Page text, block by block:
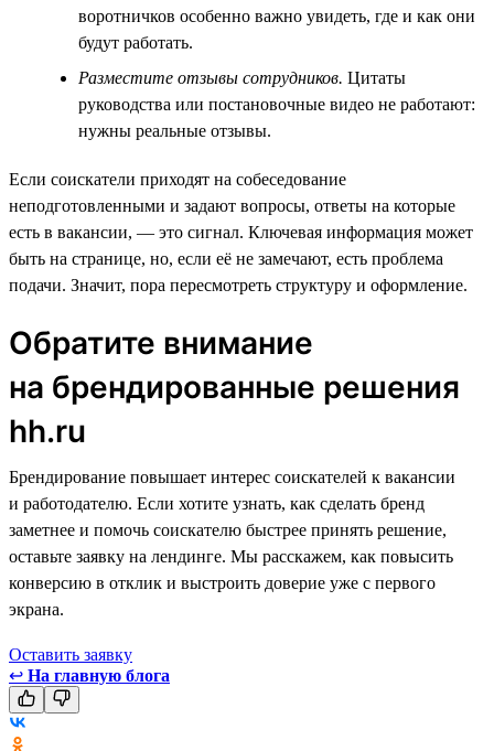
воротничков особенно важно увидеть, где и как они
будут работать.
Разместите отзывы сотрудников. Цитаты
руководства или постановочные видео не работают:
нужны реальные отзывы.
Если соискатели приходят на собеседование
неподготовленными и задают вопросы, ответы на которые
есть в вакансии, — это сигнал. Ключевая информация может
быть на странице, но, если её не замечают, есть проблема
подачи. Значит, пора пересмотреть структуру и оформление.
Обратите внимание
на брендированные решения
hh.ru
Брендирование повышает интерес соискателей к вакансии
и работодателю. Если хотите узнать, как сделать бренд
заметнее и помочь соискателю быстрее принять решение,
оставьте заявку на лендинге. Мы расскажем, как повысить
конверсию в отклик и выстроить доверие уже с первого
экрана.
Оставить заявку
↩ На главную блога